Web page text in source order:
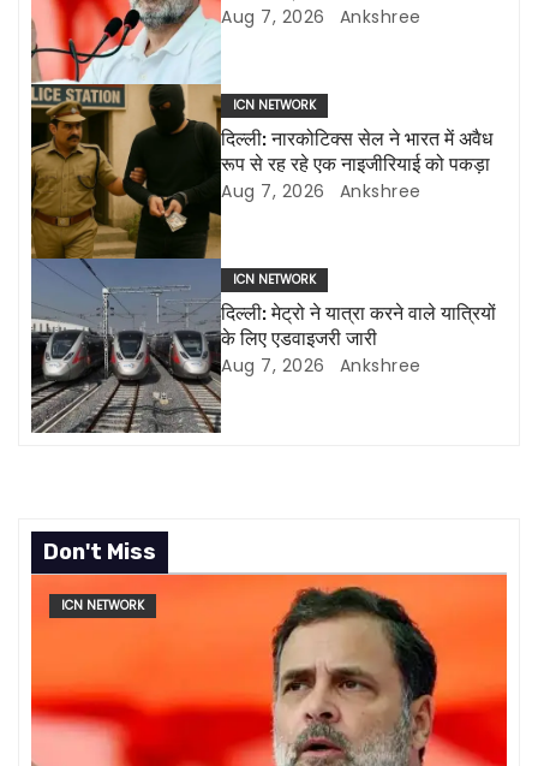
v
i
g
a
t
o
n
एलईडी स्क्रीन लगाई जाएंगी
Aug 7, 2026 Ankshree
ICN NETWORK
दिल्ली: नारकोटिक्स सेल ने भारत में अवैध
रूप से रह रहे एक नाइजीरियाई को पकड़ा
Aug 7, 2026 Ankshree
ICN NETWORK
दिल्ली: मेट्रो ने यात्रा करने वाले यात्रियों
के लिए एडवाइजरी जारी
Aug 7, 2026 Ankshree
Don't Miss
ICN NETWORK